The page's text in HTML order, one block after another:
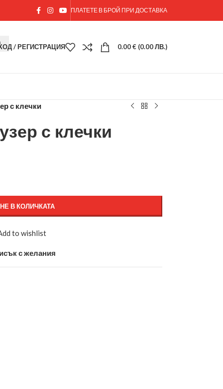
ПЛАТЕТЕ В БРОЙ ПРИ ДОСТАВКА
/ РЕГИСТРАЦИЯ 0.00€ (0.00 ЛВ.)
с клечки
с клечки
В КОЛИЧКАТА
to wishlist
с желания